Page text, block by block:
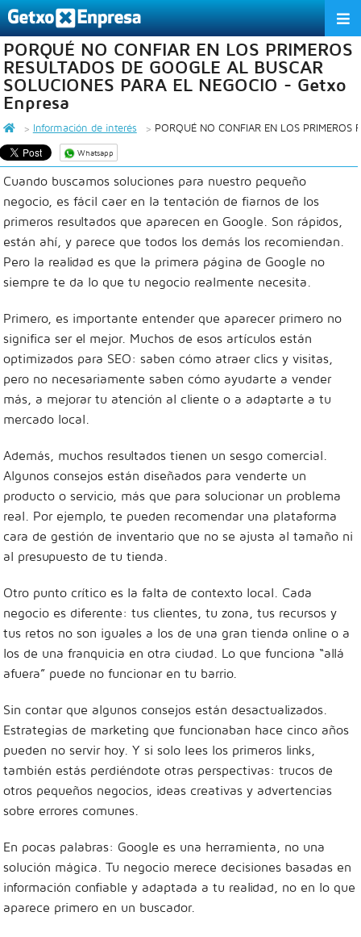
LA ASOCIACIÓN
SERVICIOS
ACTIVIDADES
EMPRESAS ASOCIADAS
INFORMACIÓN DE INTERÉS
ÁREA DE ASOCIADOS
PORQUÉ NO CONFIAR EN LOS PRIMEROS
RESULTADOS DE GOOGLE AL BUSCAR
SOLUCIONES PARA EL NEGOCIO - Getxo
Enpresa
Información de interés PORQUÉ NO CONFIAR EN LOS PRIMEROS
Whatsapp
Cuando buscamos soluciones para nuestro pequeño
negocio, es fácil caer en la tentación de fiarnos de los
primeros resultados que aparecen en Google. Son rápidos,
están ahí, y parece que todos los demás los recomiendan.
Pero la realidad es que la primera página de Google no
siempre te da lo que tu negocio realmente necesita.
Primero, es importante entender que aparecer primero no
significa ser el mejor. Muchos de esos artículos están
optimizados para SEO: saben cómo atraer clics y visitas,
pero no necesariamente saben cómo ayudarte a vender
más, a mejorar tu atención al cliente o a adaptarte a tu
mercado local.
Además, muchos resultados tienen un sesgo comercial.
Algunos consejos están diseñados para venderte un
producto o servicio, más que para solucionar un problema
real. Por ejemplo, te pueden recomendar una plataforma
cara de gestión de inventario que no se ajusta al tamaño ni
al presupuesto de tu tienda.
Otro punto crítico es la falta de contexto local. Cada
negocio es diferente: tus clientes, tu zona, tus recursos y
tus retos no son iguales a los de una gran tienda online o a
los de una franquicia en otra ciudad. Lo que funciona “allá
afuera” puede no funcionar en tu barrio.
Sin contar que algunos consejos están desactualizados.
Estrategias de marketing que funcionaban hace cinco años
pueden no servir hoy. Y si solo lees los primeros links,
también estás perdiéndote otras perspectivas: trucos de
otros pequeños negocios, ideas creativas y advertencias
sobre errores comunes.
En pocas palabras: Google es una herramienta, no una
solución mágica. Tu negocio merece decisiones basadas en
información confiable y adaptada a tu realidad, no en lo que
aparece primero en un buscador.